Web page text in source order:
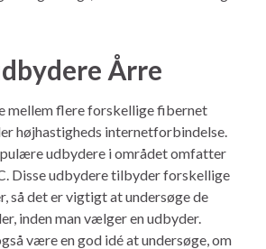
Årre
mellem flere forskellige fibernet
højhastigheds internetforbindelse.
udbydere i området omfatter
Disse udbydere tilbyder forskellige
så det er vigtigt at undersøge de
inden man vælger en udbyder.
være en god idé at undersøge, om